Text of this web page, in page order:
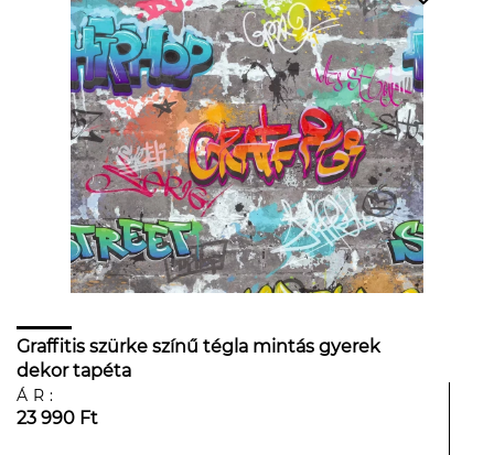
Graffitis szürke színű tégla mintás gyerek
dekor tapéta
ÁR:
23 990 Ft